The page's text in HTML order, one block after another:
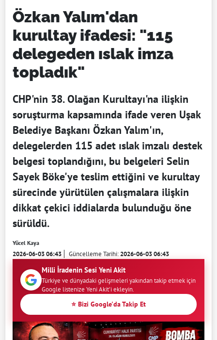
Özkan Yalım'dan
kurultay ifadesi: "115
delegeden ıslak imza
topladık"
CHP'nin 38. Olağan Kurultayı'na ilişkin
soruşturma kapsamında ifade veren Uşak
Belediye Başkanı Özkan Yalım'ın,
delegelerden 115 adet ıslak imzalı destek
belgesi toplandığını, bu belgeleri Selin
Sayek Böke'ye teslim ettiğini ve kurultay
sürecinde yürütülen çalışmalara ilişkin
dikkat çekici iddialarda bulunduğu öne
sürüldü.
Yücel Kaya
2026-06-03 06:43 Güncelleme Tarihi:2026-06-03 06:43
Milli İradenin Sesi Yeni Akit
Türkiye ve dünyadaki gelişmeleri yakından takip etmek için
Google listenize Yeni Akit'i ekleyin.
⭐ Bizi Google'da Takip Et